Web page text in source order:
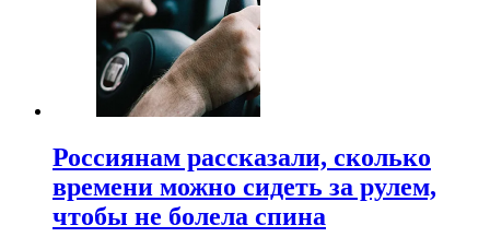
Россиянам рассказали, сколько
времени можно сидеть за рулем,
чтобы не болела спина